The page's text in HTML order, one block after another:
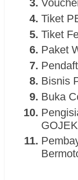
Tiket
Tiket
Paket
Bisnis
Buka